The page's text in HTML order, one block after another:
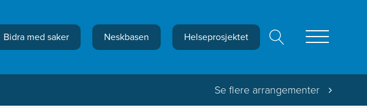
Bidra med saker Neskbasen Helseprosjektet
Se flere arrangementer